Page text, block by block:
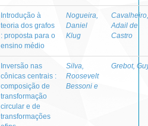
Introdução à
teoria dos grafos
: proposta para o
ensino médio
Nogueira,
Daniel
Klug
Cavalheiro,
Adail de
Castro
Inversão nas
cônicas centrais :
composição de
transformação
circular e de
transformações
Silva,
Roosevelt
Bessoni e
Grebot,